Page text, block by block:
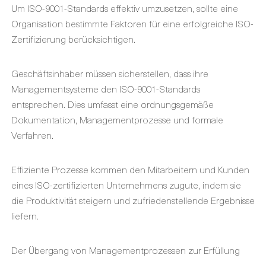
Um ISO-9001-Standards effektiv umzusetzen, sollte eine
Organisation bestimmte Faktoren für eine erfolgreiche ISO-
Zertifizierung berücksichtigen.
Geschäftsinhaber müssen sicherstellen, dass ihre
Managementsysteme den ISO-9001-Standards
entsprechen. Dies umfasst eine ordnungsgemäße
Dokumentation, Managementprozesse und formale
Verfahren.
Effiziente Prozesse kommen den Mitarbeitern und Kunden
eines ISO-zertifizierten Unternehmens zugute, indem sie
die Produktivität steigern und zufriedenstellende Ergebnisse
liefern.
Der Übergang von Managementprozessen zur Erfüllung